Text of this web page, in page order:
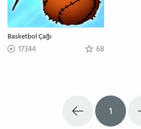
Basketbol Çağı
17344 68
1